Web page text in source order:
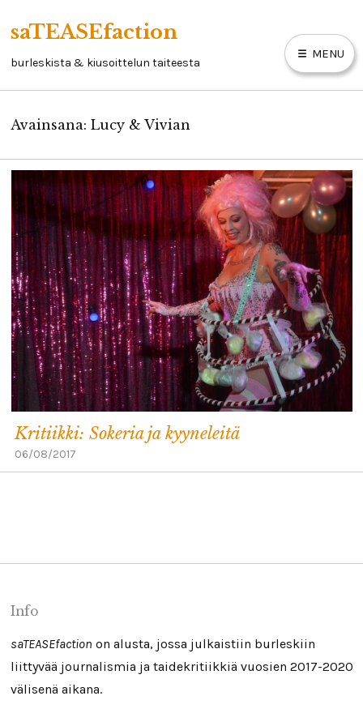
content
saTEASEfaction
burleskista & kiusoittelun taiteesta
MENU
ARTIKKELIT
LINKKEJÄ
YHTEYSTIEDOT
Avainsana: Lucy & Vivian
Kritiikki: Sokeria ja kyyneleitä
06/08/2017
Info
saTEASEfaction on alusta, jossa julkaistiin burleskiin
liittyvää journalismia ja taidekritiikkiä vuosien 2017-2020
välisenä aikana.